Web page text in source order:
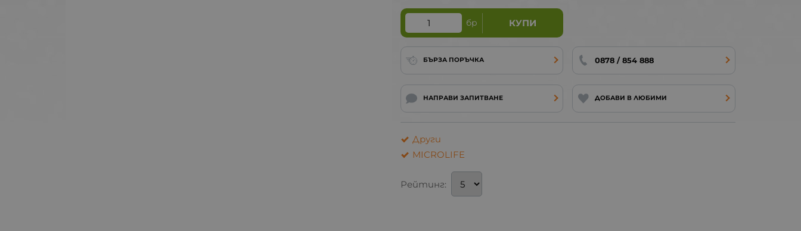
бр КУПИ
БЪРЗА ПОРЪЧКА 0878 / 854 888
НАПРАВИ ЗАПИТВАНЕ ДОБАВИ В ЛЮБИМИ
Други
MICROLIFE
Рейтинг: